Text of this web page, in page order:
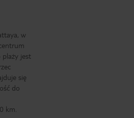
w
jest
się
do
km.